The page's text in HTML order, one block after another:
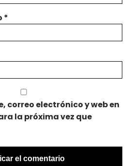
*
correo electrónico y web en
la próxima vez que